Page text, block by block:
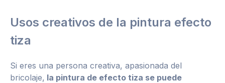
Usos creativos de la pintura efecto
tiza
Si eres una persona creativa, apasionada del
bricolaje, la pintura de efecto tiza se puede